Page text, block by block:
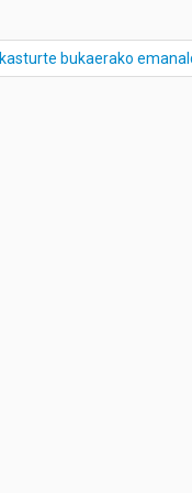
Ikasturte bukaerako